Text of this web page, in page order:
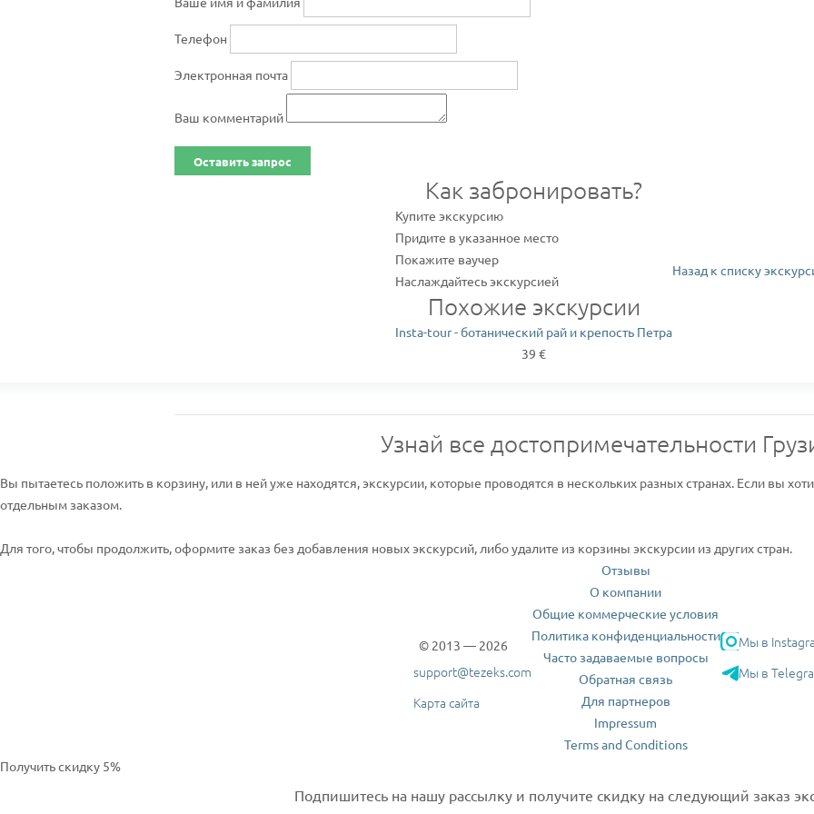
Телефон
Электронная почта
Ваш комментарий
Оставить запрос
Как забронировать?
Купите экскурсию
Придите в указанное место
Покажите ваучер
Наслаждайтесь экскурсией
Похожие экскурсии
Insta-tour - ботанический рай и крепость Петра
39 €
Назад к списку
Узнай все достопримечательности
Вы пытаетесь положить в корзину, или в ней уже находятся, экскурсии, которые проводятся в нескольких разных странах. Если вы
отдельным заказом.
Для того, чтобы продолжить, оформите заказ без добавления новых экскурсий, либо удалите из корзины экскурсии из других стран.
© 2013 — 2026
support@tezeks.com
Карта сайта
Отзывы
О компании
Общие коммерческие условия
Политика конфиденциальности
Часто задаваемые вопросы
Обратная связь
Для партнеров
Impressum
Terms and Conditions
Мы в
Мы в
Получить скидку 5%
Подпишитесь на нашу рассылку и получите скидку на следующий заказ